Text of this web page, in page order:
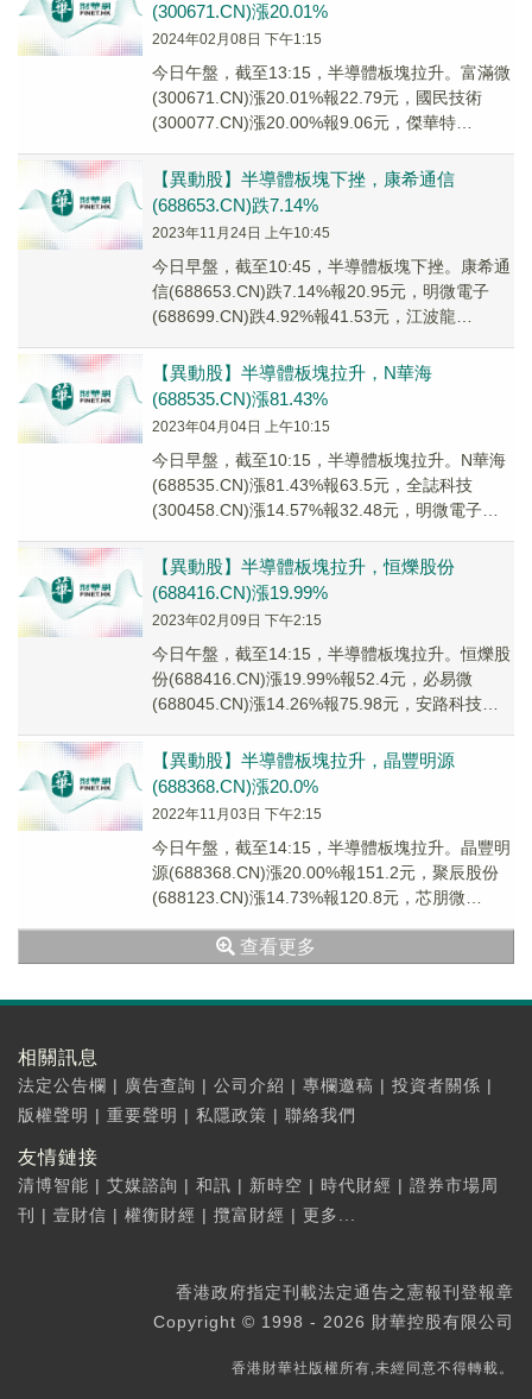
(300671.CN)漲20.01%
2024年02月08日 下午1:15
今日午盤，截至13:15，半導體板塊拉升。富滿微
(300671.CN)漲20.01%報22.79元，國民技術
(300077.CN)漲20.00%報9.06元，傑華特
【異動股】半導體板塊下挫，康希通信
(688653.CN)跌7.14%
2023年11月24日 上午10:45
今日早盤，截至10:45，半導體板塊下挫。康希通
信(688653.CN)跌7.14%報20.95元，明微電子
(688699.CN)跌4.92%報41.53元，江波龍
【異動股】半導體板塊拉升，N華海
(688535.CN)漲81.43%
2023年04月04日 上午10:15
今日早盤，截至10:15，半導體板塊拉升。N華海
(688535.CN)漲81.43%報63.5元，全誌科技
(300458.CN)漲14.57%報32.48元，明微電子
【異動股】半導體板塊拉升，恒爍股份
(688416.CN)漲19.99%
2023年02月09日 下午2:15
今日午盤，截至14:15，半導體板塊拉升。恒爍股
份(688416.CN)漲19.99%報52.4元，必易微
(688045.CN)漲14.26%報75.98元，安路科技
【異動股】半導體板塊拉升，晶豐明源
(688368.CN)漲20.0%
2022年11月03日 下午2:15
今日午盤，截至14:15，半導體板塊拉升。晶豐明
源(688368.CN)漲20.00%報151.2元，聚辰股份
(688123.CN)漲14.73%報120.8元，芯朋微
查看更多
相關訊息
法定公告欄 | 廣告查詢 | 公司介紹 | 專欄邀稿 | 投資者關係 |
版權聲明 | 重要聲明 | 私隱政策 | 聯絡我們
友情鏈接
清博智能 | 艾媒諮詢 | 和訊 | 新時空 | 時代財經 | 證券市場周
刊
| 壹財信 | 權衡財經 | 攬富財經 | 更多...
香港政府指定刊載法定通告之憲報刊登報章
Copyright © 1998 - 2026 財華控股有限公司
香港財華社版權所有,未經同意不得轉載。